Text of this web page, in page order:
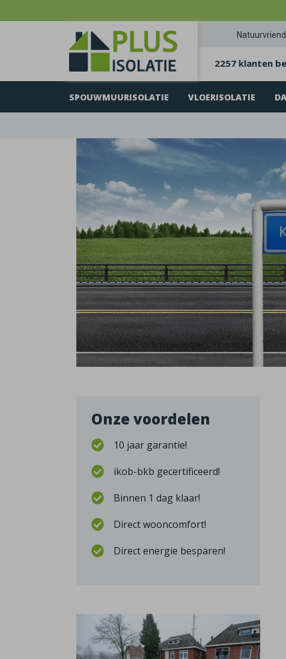
2257 klanten
SPOUWMUURISOLATIE VLOERISOLATIE
Onze voordelen
10 jaar garantie!
ikob-bkb gecertificeerd!
Binnen 1 dag klaar!
Direct wooncomfort!
Direct energie besparen!